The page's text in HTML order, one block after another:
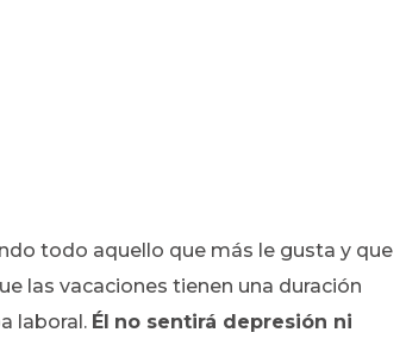
todo aquello que más le gusta y que
las vacaciones tienen una duración
laboral. Él no sentirá depresión ni